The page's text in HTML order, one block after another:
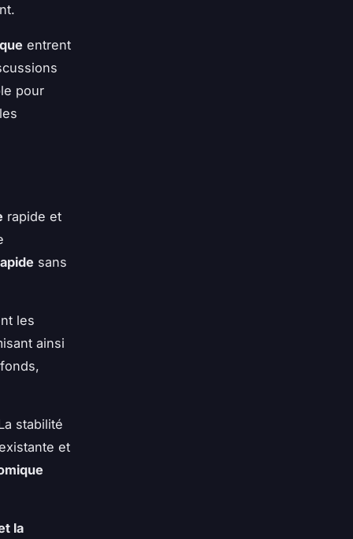
entrent
pour
rapide et
sans
les
ainsi
stabilité
et
la